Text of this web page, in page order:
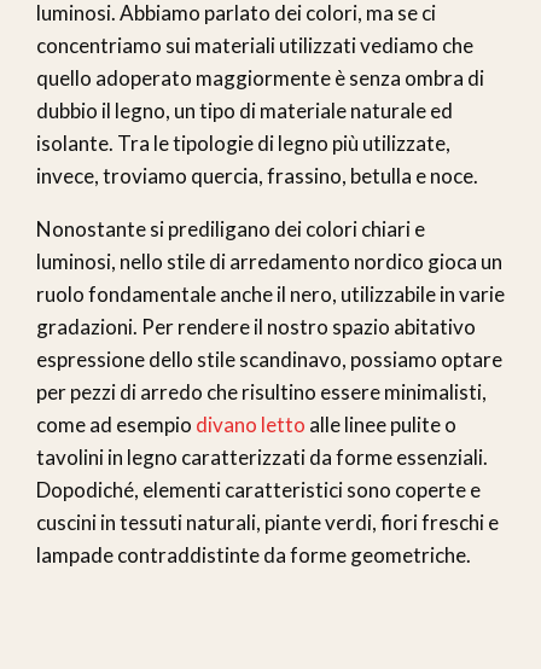
luminosi. Abbiamo parlato dei colori, ma se ci
concentriamo sui materiali utilizzati vediamo che
quello adoperato maggiormente è senza ombra di
dubbio il legno, un tipo di materiale naturale ed
isolante. Tra le tipologie di legno più utilizzate,
invece, troviamo quercia, frassino, betulla e noce.
Nonostante si prediligano dei colori chiari e
luminosi, nello stile di arredamento nordico gioca un
ruolo fondamentale anche il nero, utilizzabile in varie
gradazioni. Per rendere il nostro spazio abitativo
espressione dello stile scandinavo, possiamo optare
per pezzi di arredo che risultino essere minimalisti,
come ad esempio divano letto alle linee pulite o
tavolini in legno caratterizzati da forme essenziali.
Dopodiché, elementi caratteristici sono coperte e
cuscini in tessuti naturali, piante verdi, fiori freschi e
lampade contraddistinte da forme geometriche.